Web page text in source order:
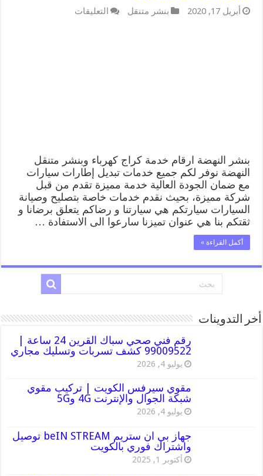
أبريل 17, 2020 بنشر متنقل التعليقات
بنشر النهضة ارقام خدمة كراج كهرباء وبنشر متنقل
النهضة نوفر لكم جميع خدمات تبديل إطارات سيارات
مع ضمان الجودة العالية خدمة مميزة تقدم من قبل
شركة مميزة، بحيث نقدم خدمات خاصة بتصليح وصيانة
السيارات سيارتكم هي سيارتنا و رضاكم يتعلق برضانا و
ثقتكم بنا هي عنوان تميزنا سارعوا الى الاستفادة …
أكمل القراءة »
أخر التدوينات
رقم فني صحي سباك القرين 24 ساعة |
99009522 كشف تسربات وتسليك مجاري
يوليو 4, 2026
مقوي سيرفس الكويت | تركيب مقوي
شبكة الجوال والإنترنت 4G و5G
يوليو 4, 2026
جهاز بي ان ستريم beIN STREAM توصيل
واشتراك فوري بالكويت
أكتوبر 1, 2025